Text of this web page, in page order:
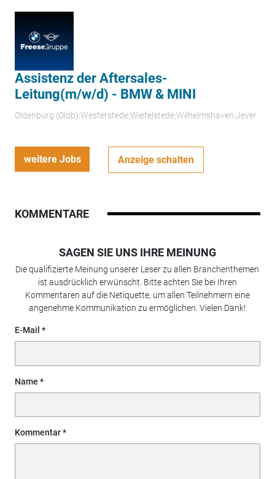
Assistenz der Aftersales-
Leitung(m/w/d) - BMW & MINI
Oldenburg (Oldb);Westerstede;Wiefelstede;Wilhelmshaven;Jever
weitere Jobs Anzeige schalten
KOMMENTARE
SAGEN SIE UNS IHRE MEINUNG
Die qualifizierte Meinung unserer Leser zu allen Branchenthemen
ist ausdrücklich erwünscht. Bitte achten Sie bei Ihren
Kommentaren auf die Netiquette, um allen Teilnehmern eine
angenehme Kommunikation zu ermöglichen. Vielen Dank!
E-Mail
Name
Kommentar